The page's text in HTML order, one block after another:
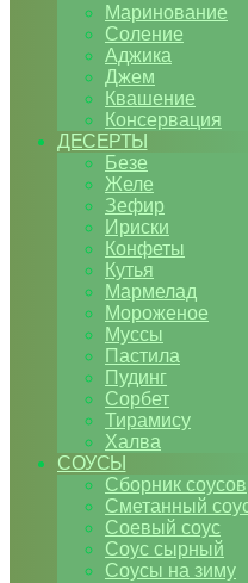
Маринование
Соление
Аджика
Джем
Квашение
Консервация
ДЕСЕРТЫ
Безе
Желе
Зефир
Ириски
Конфеты
Кутья
Мармелад
Мороженое
Муссы
Пастила
Пудинг
Сорбет
Тирамису
Халва
СОУСЫ
Сборник соусов
Сметанный
Соевый соус
Соус сырный
Соусы на зиму